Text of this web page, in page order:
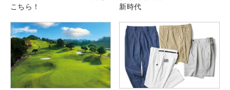
こちら！
新時代